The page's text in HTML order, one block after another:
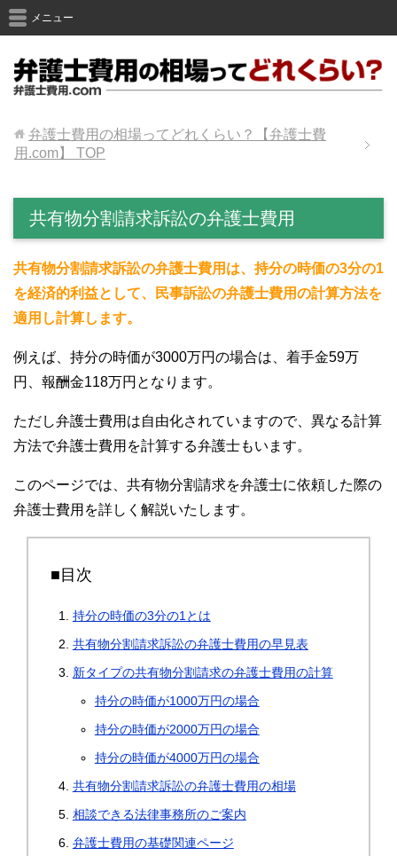
メニュー
弁護士費用の相場ってどれくらい？【弁護士費
用.com】
TOP
共有物分割請求訴訟の弁護士費用
共有物分割請求訴訟の弁護士費用は、持分の時価の3分の1
を経済的利益として、民事訴訟の弁護士費用の計算方法を
適用し計算します。
例えば、持分の時価が3000万円の場合は、着手金59万
円、報酬金118万円となります。
ただし弁護士費用は自由化されていますので、異なる計算
方法で弁護士費用を計算する弁護士もいます。
このページでは、共有物分割請求を弁護士に依頼した際の
弁護士費用を詳しく解説いたします。
■目次
持分の時価の3分の1とは
共有物分割請求訴訟の弁護士費用の早見表
新タイプの共有物分割請求の弁護士費用の計算
持分の時価が1000万円の場合
持分の時価が2000万円の場合
持分の時価が4000万円の場合
共有物分割請求訴訟の弁護士費用の相場
相談できる法律事務所のご案内
弁護士費用の基礎関連ページ